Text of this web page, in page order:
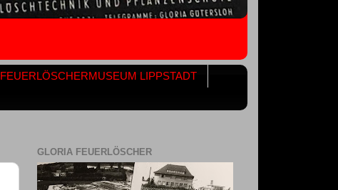
FEUERLÖSCHERMUSEUM LIPPSTADT
GLORIA FEUERLÖSCHER